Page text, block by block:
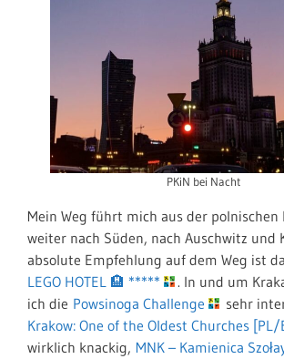
PKiN bei Nacht
Mein Weg führt mich aus der
weiter nach Süden, nach Auschwitz und
absolute Empfehlung auf dem Weg ist
LEGO HOTEL 🏨 *****
. In und um
ich die Powsinoga Challenge sehr
Krakow: One of the Oldest Churches [PL/
wirklich knackig, MNK – Kamienica